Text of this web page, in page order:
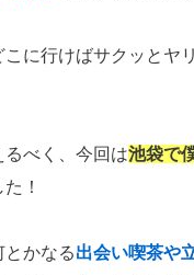
に行けばサクッとヤ
べく、今回は池袋で
！
とかなる出会い喫茶や